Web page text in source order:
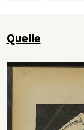
Quelle